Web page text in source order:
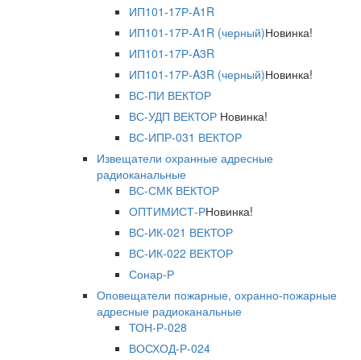
ИП101-17Р-A1R
ИП101-17Р-A1R (черный)Новинка!
ИП101-17Р-A3R
ИП101-17Р-A3R (черный)Новинка!
ВС-ПИ ВЕКТОР
ВС-УДП ВЕКТОР Новинка!
ВС-ИПР-031 ВЕКТОР
Извещатели охранные адресные
радиоканальные
ВС-СМК ВЕКТОР
ОПТИМИСТ-РНовинка!
ВС-ИК-021 ВЕКТОР
ВС-ИК-022 ВЕКТОР
Сонар-Р
Оповещатели пожарные, охранно-пожарные
адресные радиоканальные
ТОН-Р-028
ВОСХОД-Р-024